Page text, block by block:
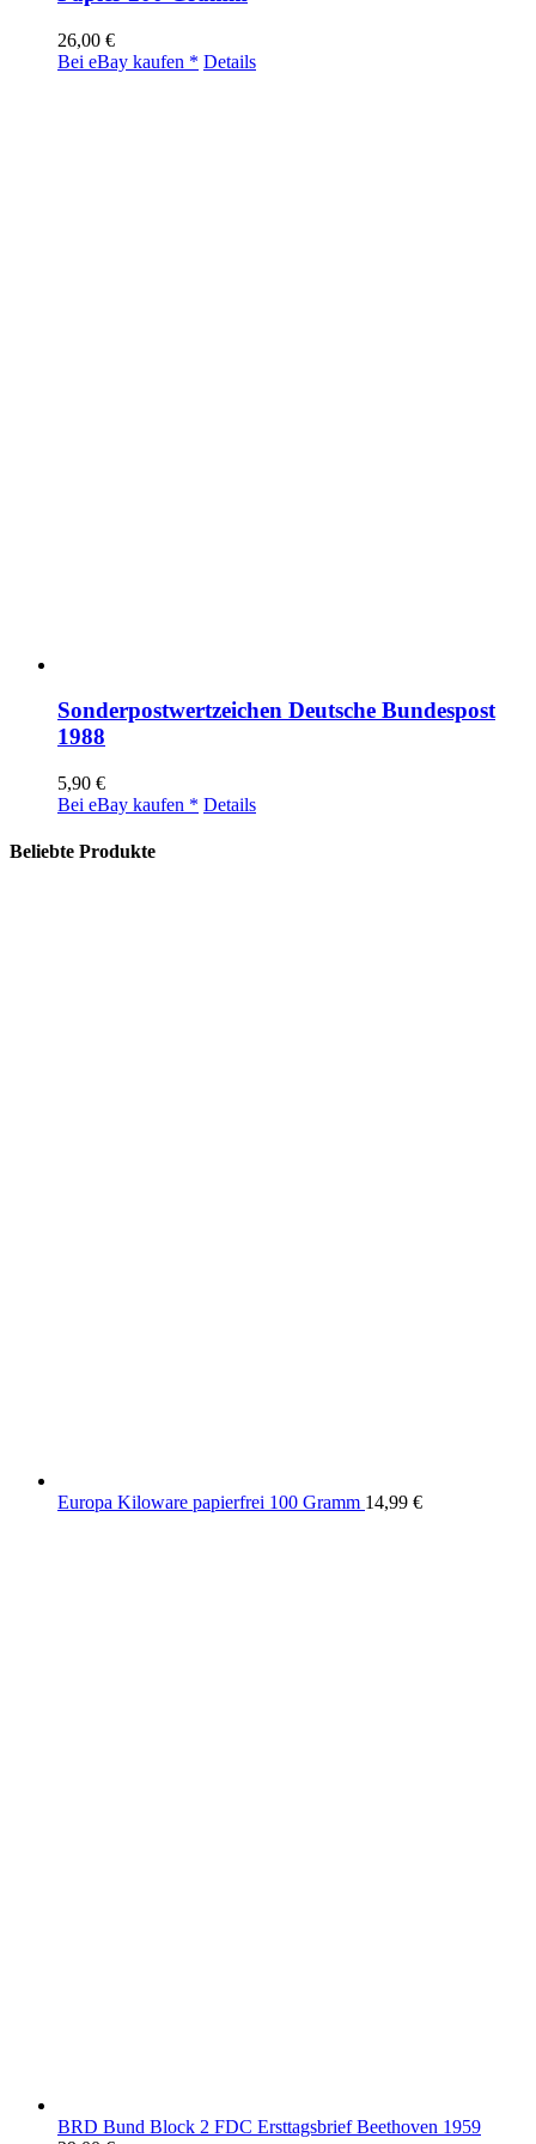
26,00 €
Bei eBay kaufen * Details
Sonderpostwertzeichen Deutsche Bundespost
1988
5,90 €
Bei eBay kaufen * Details
Beliebte Produkte
Europa Kiloware papierfrei 100 Gramm 14,99 €
BRD Bund Block 2 FDC Ersttagsbrief Beethoven 1959